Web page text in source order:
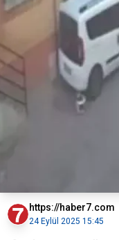
https://haber7.com
24 Eylül 2025 15:45